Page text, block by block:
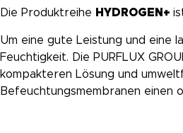
Die Produktreihe HYDROGEN+
Um eine gute Leistung und eine
Feuchtigkeit. Die PURFLUX
kompakteren Lösung und
Befeuchtungsmembranen einen